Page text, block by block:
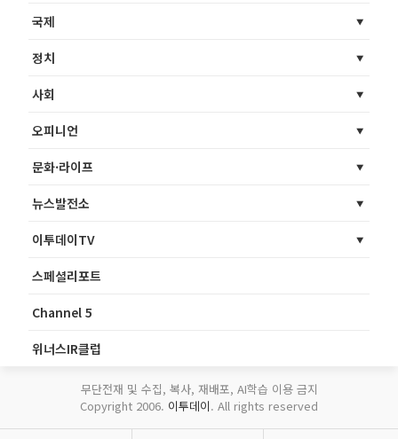
국제
정치
사회
오피니언
문화·라이프
뉴스발전소
이투데이TV
스페셜리포트
Channel 5
위너스IR클럽
무단전재 및 수집, 복사, 재배포, AI학습 이용 금지
Copyright 2006. 이투데이. All rights reserved